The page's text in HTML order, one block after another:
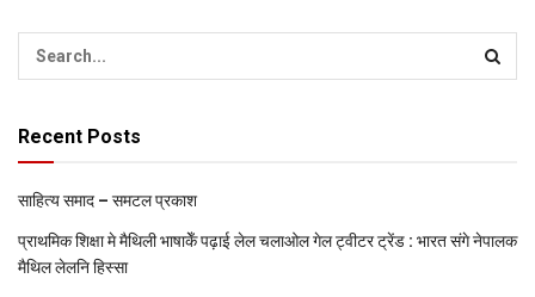
Recent Posts
साहित्य समाद – समटल प्रकाश
प्राथमिक शि‍क्षा मे मैथि‍ली भाषाकेँ पढ़ाई लेल चलाओल गेल ट्वीटर ट्रेंड : भारत संगे नेपालक
मैथिल लेलनि हिस्सा